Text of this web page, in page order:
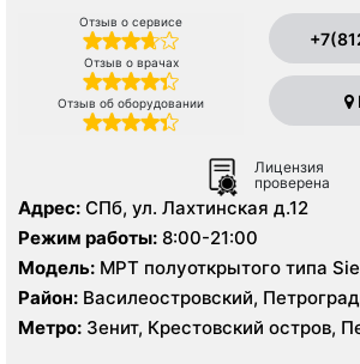
Отзыв о сервисе
Отзыв о врачах
Отзыв об оборудовании
Лицензия
проверена
Адрес: СПб, ул. Лахтинская д.12
Режим работы: 8:00-21:00
Модель: МРТ полуоткрытого типа
Тесла, КТ Siemens Siemens Definition
Район: Василеостровский,
Приморский
Метро: Зенит, Крестовский остров,